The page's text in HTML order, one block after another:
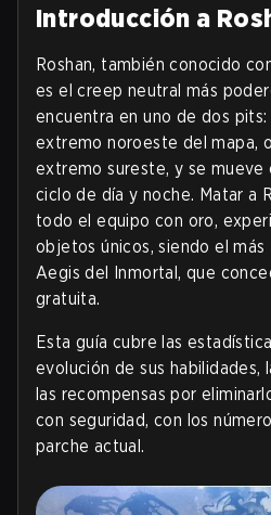
Introducción a
Roshan, también conocido
es el creep neutral más
encuentra en uno de dos
extremo noroeste del mapa,
extremo sureste, y se mueve
ciclo de día y noche. Matar a
todo el equipo con oro,
objetos únicos, siendo el
Aegis del Inmortal, que
gratuita.
Esta guía cubre las
evolución de sus habilidades,
las recompensas por
con seguridad, con los
parche actual.